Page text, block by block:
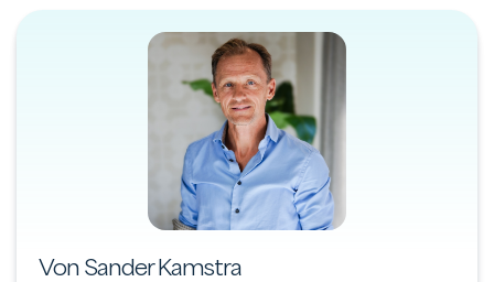
Von Sander Kamstra